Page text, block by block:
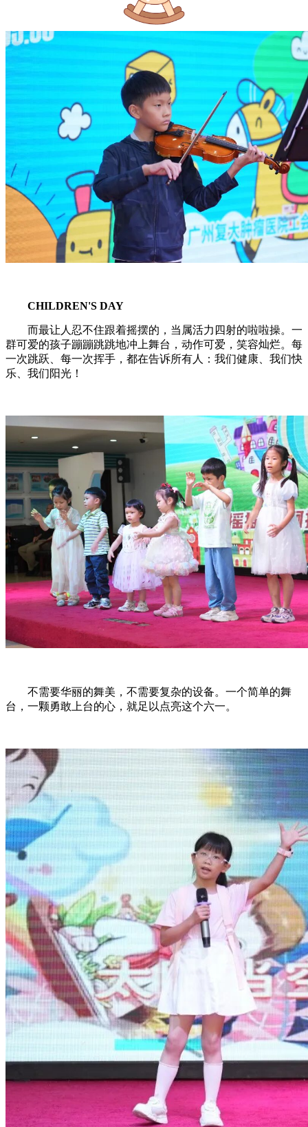
CHILDREN'S DAY
而最让人忍不住跟着摇摆的，当属活力四射的啦啦操。一
群可爱的孩子蹦蹦跳跳地冲上舞台，动作可爱，笑容灿烂。每
一次跳跃、每一次挥手，都在告诉所有人：我们健康、我们快
乐、我们阳光！
不需要华丽的舞美，不需要复杂的设备。一个简单的舞
台，一颗勇敢上台的心，就足以点亮这个六一。